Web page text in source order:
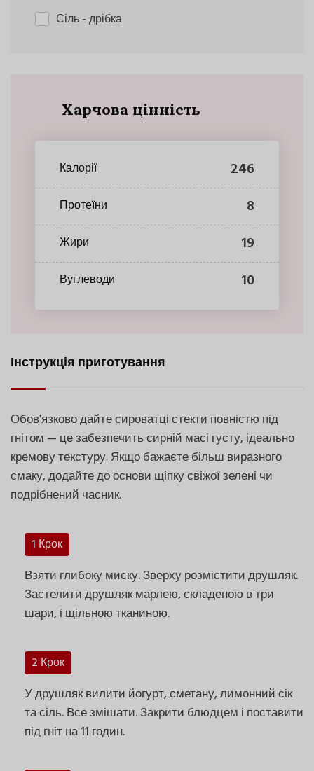
Сіль- дрібка
Харчова цінність
Калорії 246
Протеїни 8
Жири 19
Вуглеводи 10
Інструкція приготування
Обов'язково дайте сироватці стекти повністю під
гнітом — це забезпечить сирній масі густу, ідеально
кремову текстуру. Якщо бажаєте більш виразного
смаку, додайте до основи щіпку свіжої зелені чи
подрібнений часник.
1 Крок
Взяти глибоку миску. Зверху розмістити друшляк.
Застелити друшляк марлею, складеною в три
шари, і щільною тканиною.
2 Крок
У друшляк вилити йогурт, сметану, лимонний сік
та сіль. Все змішати. Закрити блюдцем і поставити
під гніт на 11 годин.